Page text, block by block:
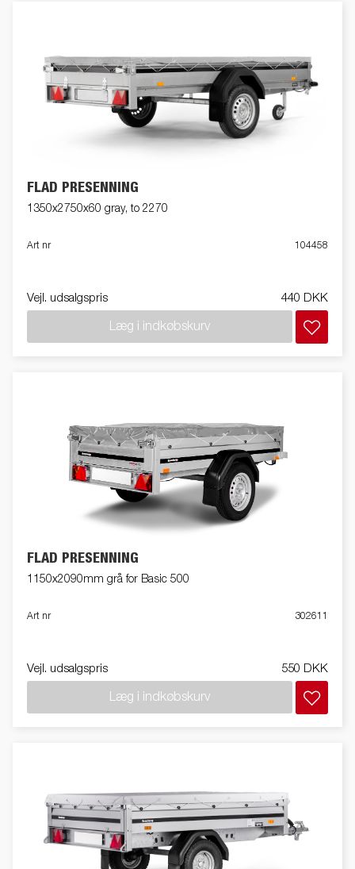
FLAD PRESENNING
1350x2750x60 gray, to 2270
Art nr 104458
Vejl. udsalgspris 440 DKK
Læg i indkøbskurv
FLAD PRESENNING
1150x2090mm grå for Basic 500
Art nr 302611
Vejl. udsalgspris 550 DKK
Læg i indkøbskurv